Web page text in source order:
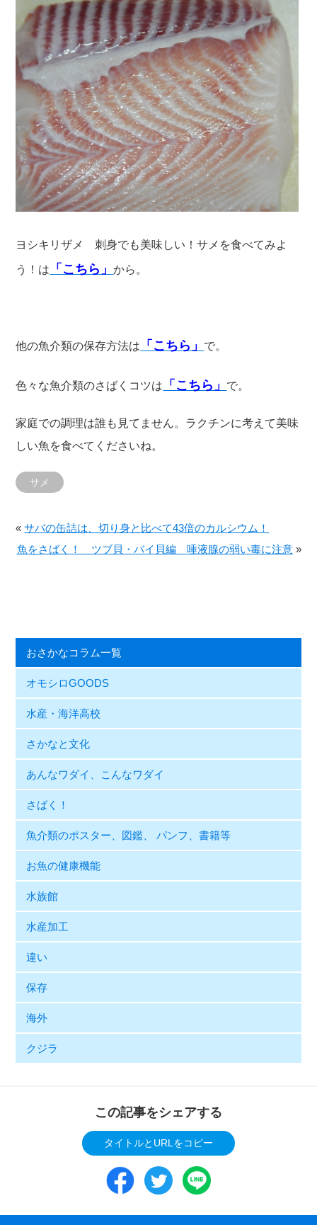
ヨシキリザメ 刺身でも美味しい！サメを食べてみよ
う！は 「こちら」から。
他の魚介類の保存方法は 「こちら」 で。
色々な魚介類のさばくコツは 「こちら」 で。
家庭での調理は誰も見てません。ラクチンに考えて美味
しい魚を食べてくださいね。
サメ
«サバの缶詰は、切り身と比べて43倍のカルシウム！
魚をさばく！ ツブ貝・バイ貝編 唾液腺の弱い毒に注意»
おさかなコラム一覧
オモシロGOODS
水産・海洋高校
さかなと文化
あんなワダイ、こんなワダイ
さばく！
魚介類のポスター、図鑑、 パンフ、書籍等
お魚の健康機能
水族館
水産加工
違い
保存
海外
クジラ
この記事をシェアする
タイトルとURLをコピー